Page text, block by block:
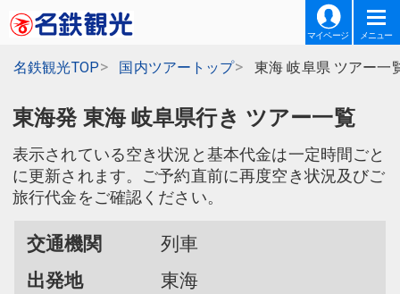
マイページ メニュー
名鉄観光TOP 国内ツアートップ 東海 岐阜県 ツアー一
東海発 東海 岐阜県行き ツアー一覧
表示されている空き状況と基本代金は一定時間ごと
に更新されます。ご予約直前に再度空き状況及びご
旅行代金をご確認ください。
交通機関
列車
出発地
東海